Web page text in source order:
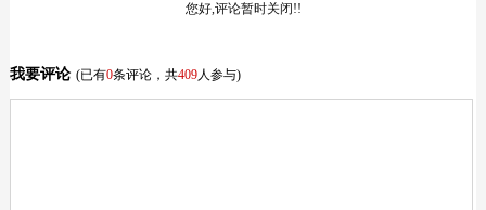
您好,评论暂时关闭!!
我要评论 (已有0条评论，共409人参与)